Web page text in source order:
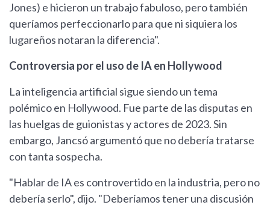
Jones) e hicieron un trabajo fabuloso, pero también
queríamos perfeccionarlo para que ni siquiera los
lugareños notaran la diferencia".
Controversia por el uso de IA en Hollywood
La inteligencia artificial sigue siendo un tema
polémico en Hollywood. Fue parte de las disputas en
las huelgas de guionistas y actores de 2023. Sin
embargo, Jancsó argumentó que no debería tratarse
con tanta sospecha.
"Hablar de IA es controvertido en la industria, pero no
debería serlo", dijo. "Deberíamos tener una discusión